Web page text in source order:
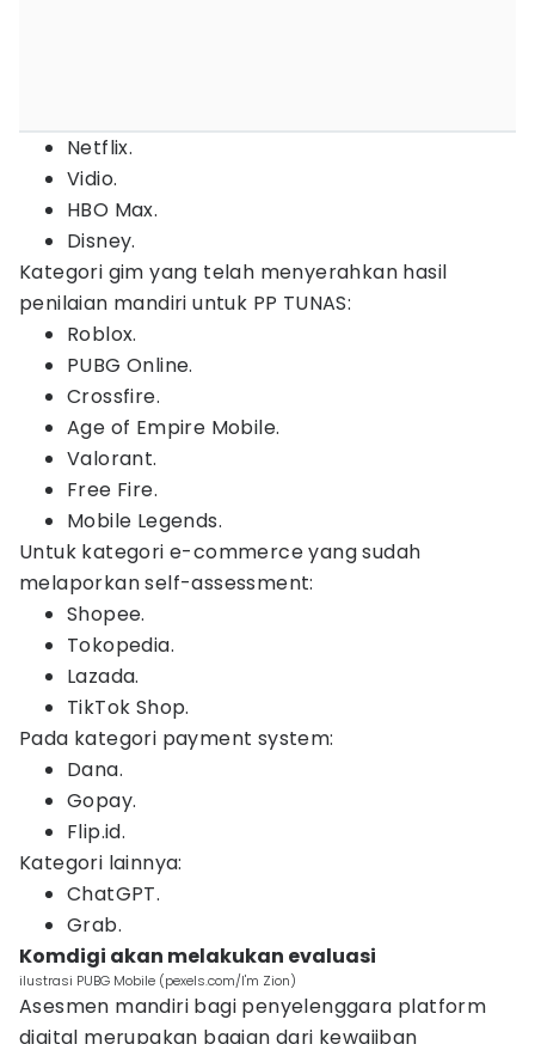
Netflix.
Vidio.
HBO Max.
Disney.
Kategori gim yang telah menyerahkan hasil
penilaian mandiri untuk PP TUNAS:
Roblox.
PUBG Online.
Crossfire.
Age of Empire Mobile.
Valorant.
Free Fire.
Mobile Legends.
Untuk kategori e-commerce yang sudah
melaporkan self-assessment:
Shopee.
Tokopedia.
Lazada.
TikTok Shop.
Pada kategori payment system:
Dana.
Gopay.
Flip.id.
Kategori lainnya:
ChatGPT.
Grab.
Komdigi akan melakukan evaluasi
ilustrasi PUBG Mobile (pexels.com/I'm Zion)
Asesmen mandiri bagi penyelenggara platform
digital merupakan bagian dari kewajiban